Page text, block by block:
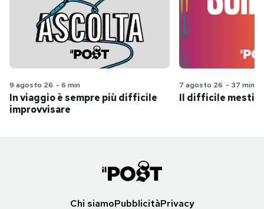
9 agosto 26 - 6 min
In viaggio è sempre più difficile
improvvisare
7 agosto 26 - 37 min
Il difficile
Chi siamoPubblicitàPrivacy